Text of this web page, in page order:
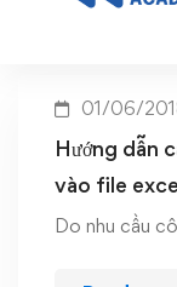
01/06/
Hướng dẫn
vào file
Do nhu cầu